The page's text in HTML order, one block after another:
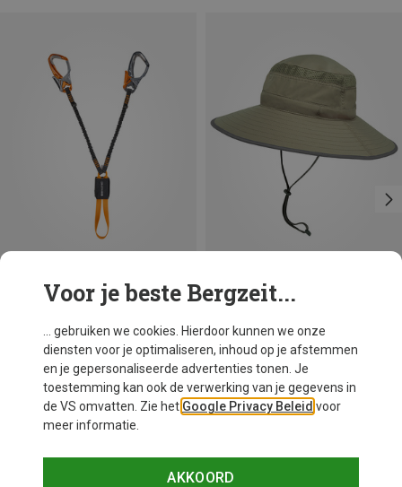
Santner Klettersteigset
€ 108,20
Je bespaart 10%
Voor je beste Bergzeit...
... gebruiken we cookies. Hierdoor kunnen we onze
diensten voor je optimaliseren, inhoud op je afstemmen
en je gepersonaliseerde advertenties tonen. Je
toestemming kan ook de verwerking van je gegevens in
de VS omvatten. Zie het Google Privacy Beleid voor
meer informatie.
AKKOORD